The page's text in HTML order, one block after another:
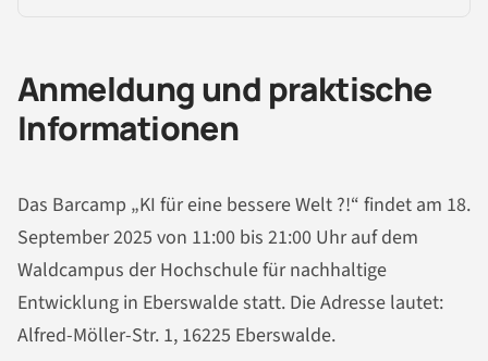
Anmeldung und praktische
Informationen
Das Barcamp „KI für eine bessere Welt ?!“ findet am 18.
September 2025 von 11:00 bis 21:00 Uhr auf dem
Waldcampus der Hochschule für nachhaltige
Entwicklung in Eberswalde statt. Die Adresse lautet:
Alfred-Möller-Str. 1, 16225 Eberswalde.